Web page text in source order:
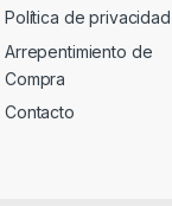
Política de privacidad
Arrepentimiento de
Compra
Contacto